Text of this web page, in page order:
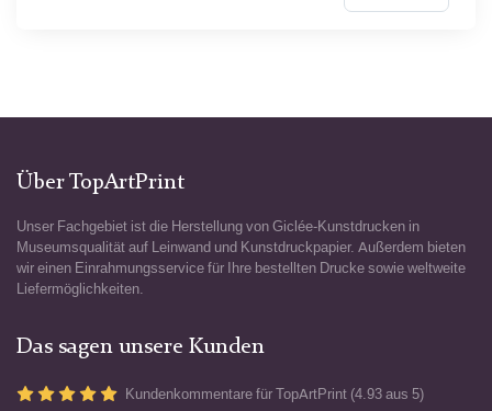
Über TopArtPrint
Unser Fachgebiet ist die Herstellung von Giclée-Kunstdrucken in
Museumsqualität auf Leinwand und Kunstdruckpapier. Außerdem bieten
wir einen Einrahmungsservice für Ihre bestellten Drucke sowie weltweite
Liefermöglichkeiten.
Das sagen unsere Kunden
Kundenkommentare für TopArtPrint (4.93 aus 5)